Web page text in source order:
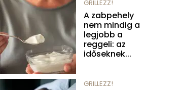
GRILLEZZ!
A zabpehely
nem mindig a
legjobb a
reggeli: az
időseknek...
GRILLEZZ!